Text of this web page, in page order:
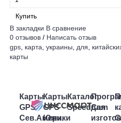
Карты
GPS
Сев.Америки
Карты
GPS
Южн.
Каталог
SpeedCam
для
Купить
В закладки В сравнение
0 отзывов / Написать отзыв
gps карта украины для
карты